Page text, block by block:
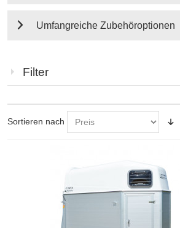
Umfangreiche Zubehöroptionen
Filter
Sortieren nach